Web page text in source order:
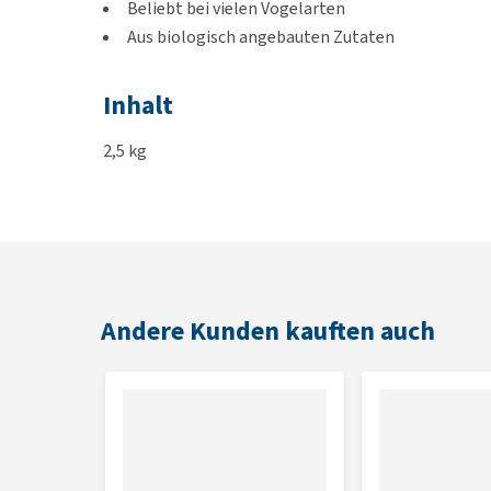
Beliebt bei vielen Vogelarten
Aus biologisch angebauten Zutaten
Inhalt
2,5 kg
Andere Kunden kauften auch